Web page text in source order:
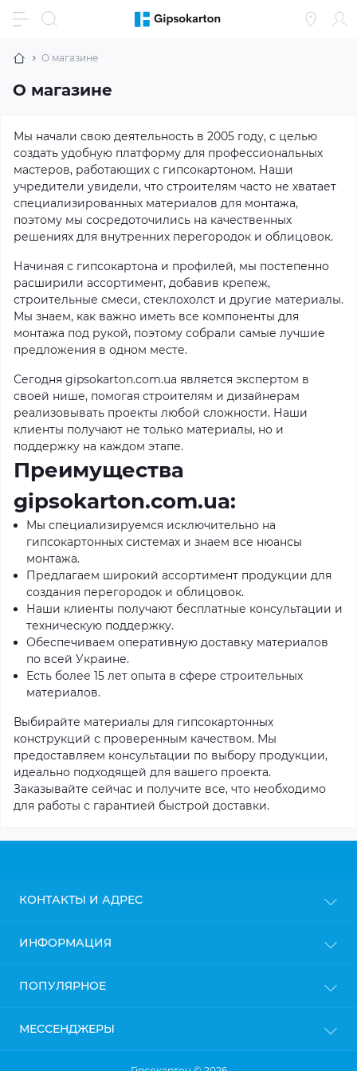
О магазине
О магазине
Мы начали свою деятельность в 2005 году, с целью
создать удобную платформу для профессиональных
мастеров, работающих с гипсокартоном. Наши
учредители увидели, что строителям часто не хватает
специализированных материалов для монтажа,
поэтому мы сосредоточились на качественных
решениях для внутренних перегородок и облицовок.
Начиная с гипсокартона и профилей, мы постепенно
расширили ассортимент, добавив крепеж,
строительные смеси, стеклохолст и другие материалы.
Мы знаем, как важно иметь все компоненты для
монтажа под рукой, поэтому собрали самые лучшие
предложения в одном месте.
Сегодня gipsokarton.com.ua является экспертом в
своей нише, помогая строителям и дизайнерам
реализовывать проекты любой сложности. Наши
клиенты получают не только материалы, но и
поддержку на каждом этапе.
Преимущества
gipsokarton.com.ua:
Мы специализируемся исключительно на
гипсокартонных системах и знаем все нюансы
монтажа.
Предлагаем широкий ассортимент продукции для
создания перегородок и облицовок.
Наши клиенты получают бесплатные консультации и
техническую поддержку.
Обеспечиваем оперативную доставку материалов
по всей Украине.
Есть более 15 лет опыта в сфере строительных
материалов.
Выбирайте материалы для гипсокартонных
конструкций с проверенным качеством. Мы
предоставляем консультации по выбору продукции,
идеально подходящей для вашего проекта.
Заказывайте сейчас и получите все, что необходимо
для работы с гарантией быстрой доставки.
КОНТАКТЫ И АДРЕС
Пн-Пт: с 9до 18
ИНФОРМАЦИЯ
Доставка
Политика конфиденциальности
ПОПУЛЯРНОЕ
Профиль для гипсокартона
МЕССЕНДЖЕРЫ